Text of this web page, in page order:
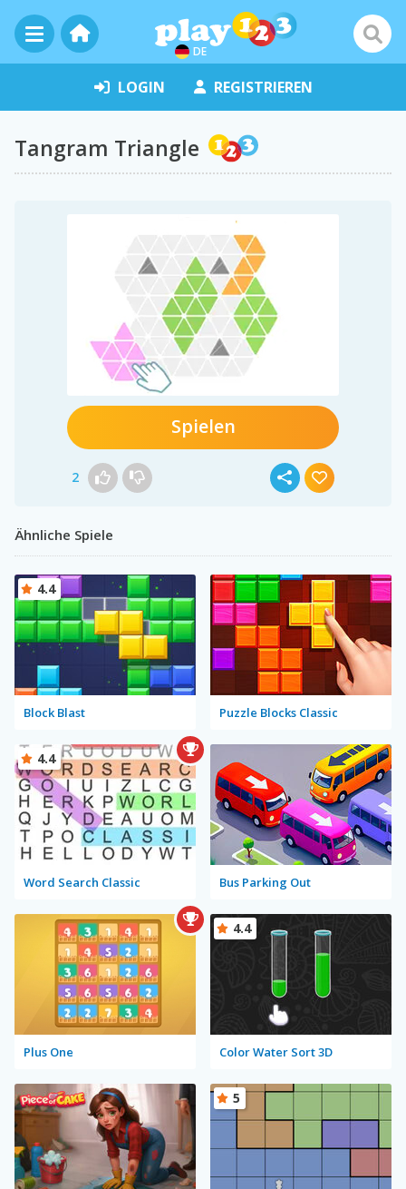
DE
LOGIN REGISTRIEREN
Tangram Triangle
Spielen
2
Ähnliche Spiele
Block Blast
4.4
Puzzle Blocks Classic
Word Search Classic
4.4
Bus Parking Out
Plus One Color Water Sort 3D
4.4
5